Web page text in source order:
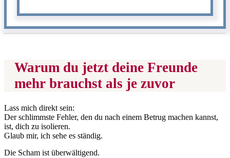
Warum du jetzt deine Freunde
mehr brauchst als je zuvor
Lass mich direkt sein:
Der schlimmste Fehler, den du nach einem Betrug machen kannst,
ist, dich zu isolieren.
Glaub mir, ich sehe es ständig.
Die Scham ist überwältigend.